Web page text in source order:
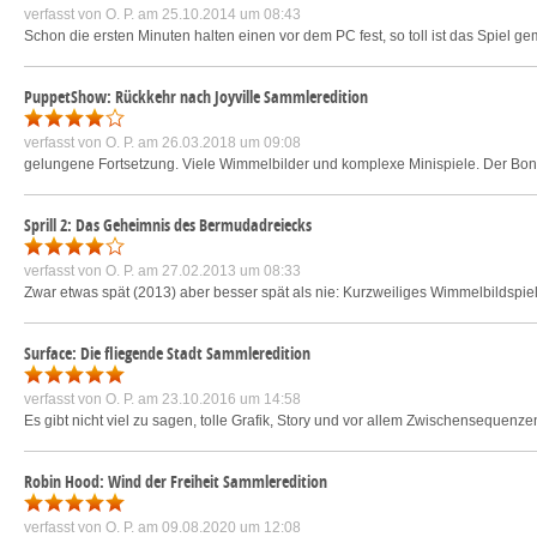
verfasst von O. P. am 25.10.2014 um 08:43
Schon die ersten Minuten halten einen vor dem PC fest, so toll ist das Spiel
PuppetShow: Rückkehr nach Joyville Sammleredition
verfasst von O. P. am 26.03.2018 um 09:08
gelungene Fortsetzung. Viele Wimmelbilder und komplexe Minispiele. Der
Sprill 2: Das Geheimnis des Bermudadreiecks
verfasst von O. P. am 27.02.2013 um 08:33
Zwar etwas spät (2013) aber besser spät als nie: Kurzweiliges
Surface: Die fliegende Stadt Sammleredition
verfasst von O. P. am 23.10.2016 um 14:58
Es gibt nicht viel zu sagen, tolle Grafik, Story und vor allem
Robin Hood: Wind der Freiheit Sammleredition
verfasst von O. P. am 09.08.2020 um 12:08